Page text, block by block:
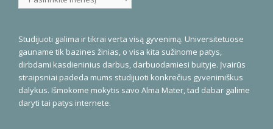
Studijuoti galima ir tikrai verta visą gyvenimą. Universitetuose
gauname tik bazines žinias, o visa kita sužinome patys,
dirbdami kasdieninius darbus, darbuodamiesi buityje. Įvairūs
straipsniai padeda mums studijuoti konkrečius gyvenimiškus
dalykus. Išmokome mokytis savo Alma Mater, tad dabar galime
daryti tai patys internete.